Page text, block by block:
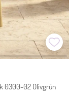
0300-02 Olivgrün